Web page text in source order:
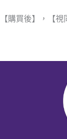
【購買後】，【